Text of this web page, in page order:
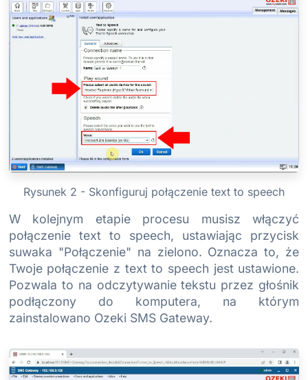
Rysunek 2 - Skonfiguruj połączenie text to speech
W kolejnym etapie procesu musisz włączyć
połączenie text to speech, ustawiając przycisk
suwaka "Połączenie" na zielono. Oznacza to, że
Twoje połączenie z text to speech jest ustawione.
Pozwala to na odczytywanie tekstu przez głośnik
podłączony do komputera, na którym
zainstalowano Ozeki SMS Gateway.